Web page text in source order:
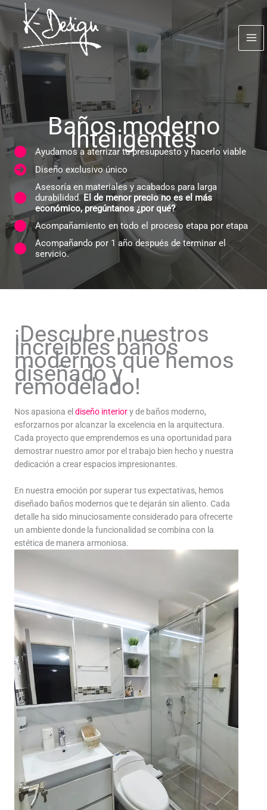
Ir
contenido
Baños moderno
inteligentes
Ayudamos a aterrizar tu presupuesto y hacerlo viable
Diseño exclusivo único
Asesoría en materiales y acabados para larga
durabilidad.El de menor precio no es el más
económico, pregúntanos ¿por qué?
Acompañamiento en todo el proceso etapa por etapa
​Acompañando por 1 año después de terminar el
servicio.
¡Descubre nuestros
increíbles baños
modernos que hemos
diseñado y
remodelado!
Nos apasiona el diseño interiory de baños moderno,
esforzarnos por alcanzar la excelencia en la arquitectura.
Cada proyecto que emprendemos es una oportunidad para
demostrar nuestro amor por el trabajo bien hecho y nuestra
dedicación a crear espacios impresionantes.
En nuestra emoción por superar tus expectativas, hemos
diseñado baños modernos que te dejarán sin aliento. Cada
detalle ha sido minuciosamente considerado para ofrecerte
un ambiente donde la funcionalidad se combina con la
estética de manera armoniosa.